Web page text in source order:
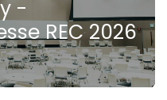
-
REC 2026